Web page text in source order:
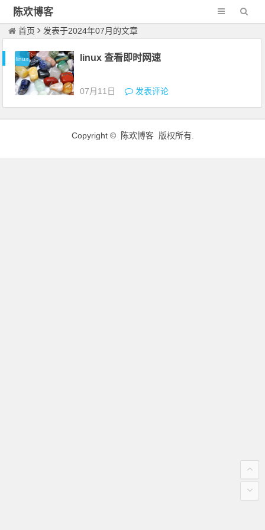
陈欢博客
首页 发表于2024年07月的文章
linux linux 查看即时网速
07月11日 发表评论
Copyright © 陈欢博客 版权所有.